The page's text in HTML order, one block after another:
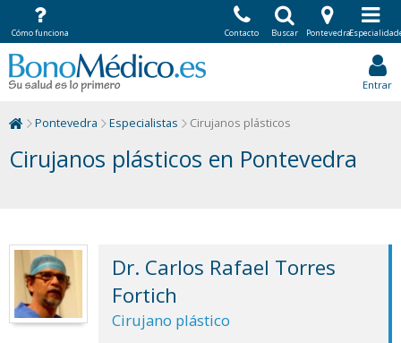
Entrar
Pontevedra Especialistas Cirujanos plásticos
Cirujanos plásticos en Pontevedra
Dr. Carlos Rafael Torres
Fortich
Cirujano plástico
Cómo funciona Contacto Buscar Pontevedra